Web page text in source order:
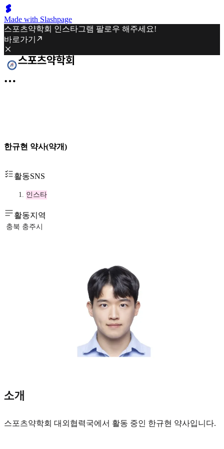
Made with Slashpage
스포츠약학회 인스타그램 팔로우 해주세요!
바로가기
한규현 약사(약개)
활동SNS
인스타
활동지역
충북 충주시
소개
스포츠약학회 대외협력국에서 활동 중인 한규현 약사입니다.